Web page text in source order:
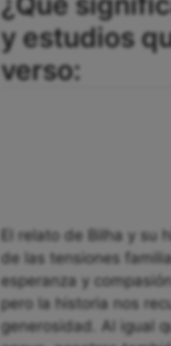
y estudios
verso:
El relato de Bilha y
de las tensiones
esperanza y
pero la historia nos
generosidad. Al igual